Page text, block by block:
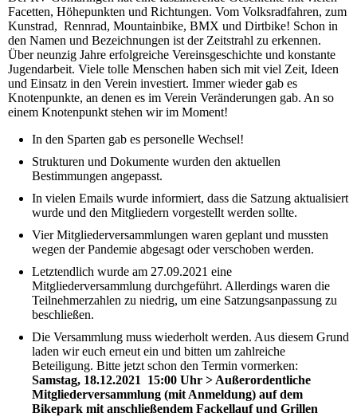
Facetten, Höhepunkten und Richtungen. Vom Volksradfahren, zum
Kunstrad, Rennrad, Mountainbike, BMX und Dirtbike! Schon in
den Namen und Bezeichnungen ist der Zeitstrahl zu erkennen.
Über neunzig Jahre erfolgreiche Vereinsgeschichte und konstante
Jugendarbeit. Viele tolle Menschen haben sich mit viel Zeit, Ideen
und Einsatz in den Verein investiert. Immer wieder gab es
Knotenpunkte, an denen es im Verein Veränderungen gab. An so
einem Knotenpunkt stehen wir im Moment!
In den Sparten gab es personelle Wechsel!
Strukturen und Dokumente wurden den aktuellen
Bestimmungen angepasst.
In vielen Emails wurde informiert, dass die Satzung aktualisiert
wurde und den Mitgliedern vorgestellt werden sollte.
Vier Mitgliederversammlungen waren geplant und mussten
wegen der Pandemie abgesagt oder verschoben werden.
Letztendlich wurde am 27.09.2021 eine
Mitgliederversammlung durchgeführt. Allerdings waren die
Teilnehmerzahlen zu niedrig, um eine Satzungsanpassung zu
beschließen.
Die Versammlung muss wiederholt werden. Aus diesem Grund
laden wir euch erneut ein und bitten um zahlreiche
Beteiligung. Bitte jetzt schon den Termin vormerken:
Samstag, 18.12.2021 15:00 Uhr > Außerordentliche
Mitgliederversammlung (mit Anmeldung) auf dem
Bikepark mit anschließendem Fackellauf und Grillen